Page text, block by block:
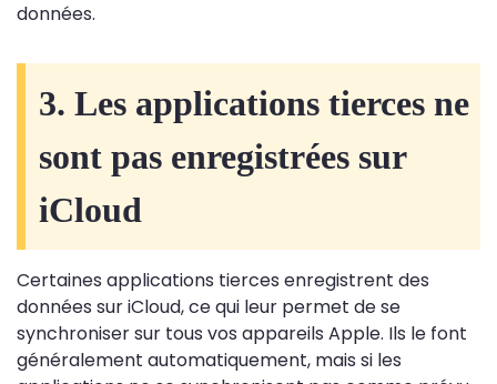
données.
3. Les applications tierces ne
sont pas enregistrées sur
iCloud
Certaines applications tierces enregistrent des
données sur iCloud, ce qui leur permet de se
synchroniser sur tous vos appareils Apple. Ils le font
généralement automatiquement, mais si les